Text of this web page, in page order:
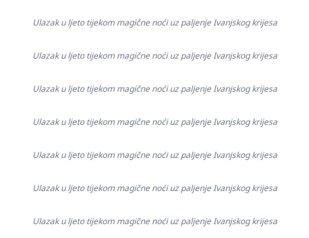
Ulazak u ljeto tijekom magične noći uz paljenje Ivanjskog krijesa
Ulazak u ljeto tijekom magične noći uz paljenje Ivanjskog krijesa
Ulazak u ljeto tijekom magične noći uz paljenje Ivanjskog krijesa
Ulazak u ljeto tijekom magične noći uz paljenje Ivanjskog krijesa
Ulazak u ljeto tijekom magične noći uz paljenje Ivanjskog krijesa
Ulazak u ljeto tijekom magične noći uz paljenje Ivanjskog krijesa
Ulazak u ljeto tijekom magične noći uz paljenje Ivanjskog krijesa